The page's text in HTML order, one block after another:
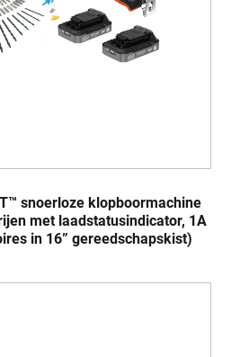
snoerloze klopboormachine
met laadstatusindicator, 1A
in 16” gereedschapskist)